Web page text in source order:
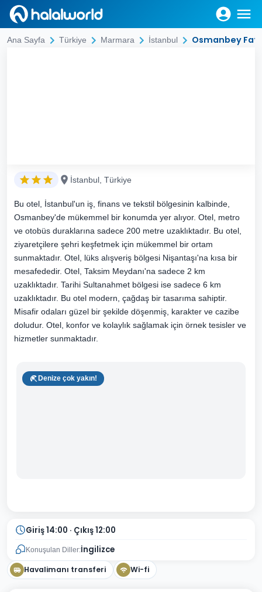
Ana Sayfa Türkiye Marmara İstanbul Osmanbey
İstanbul, Türkiye
Bu otel, İstanbul'un iş, finans ve tekstil bölgesinin kalbinde,
Osmanbey'de mükemmel bir konumda yer alıyor. Otel, metro
ve otobüs duraklarına sadece 200 metre uzaklıktadır. Bu otel,
ziyaretçilere şehri keşfetmek için mükemmel bir ortam
sunmaktadır. Otel, lüks alışveriş bölgesi Nişantaşı'na kısa bir
mesafededir. Otel, Taksim Meydanı'na sadece 2 km
uzaklıktadır. Tarihi Sultanahmet bölgesi ise sadece 6 km
uzaklıktadır. Bu otel modern, çağdaş bir tasarıma sahiptir.
Misafir odaları güzel bir şekilde döşenmiş, karakter ve cazibe
doludur. Otel, konfor ve kolaylık sağlamak için örnek tesisler ve
hizmetler sunmaktadır.
Denize çok yakın!
Giriş 14:00 · Çıkış 12:00
Konuşulan Diller:İngilizce
Havalimanı transferi Wi-fi